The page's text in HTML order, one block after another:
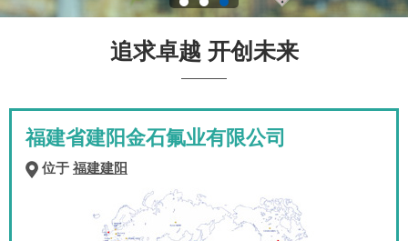
追求卓越 开创未来
福建省建阳金石氟业有限公司
位于 福建建阳